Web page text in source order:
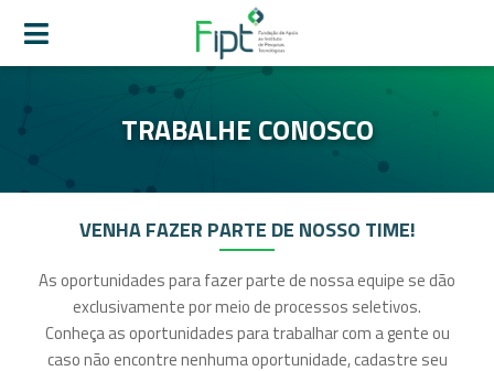
TRABALHE CONOSCO
VENHA FAZER PARTE DE NOSSO TIME!
As oportunidades para fazer parte de nossa equipe se dão
exclusivamente por meio de processos seletivos.
Conheça as oportunidades para trabalhar com a gente ou
caso não encontre nenhuma oportunidade, cadastre seu